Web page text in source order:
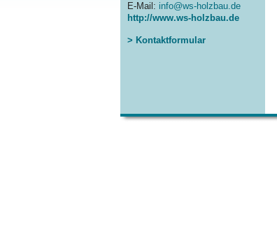
E-Mail: info@ws-holzbau.de
http://www.ws-holzbau.de
> Kontaktformular